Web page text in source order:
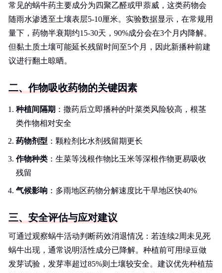
常见的蜗牛药主要成分为四聚乙醛或甲萘威，这类药物会
随雨水渗透至土壤表层5-10厘米。实验数据显示，在常规用
量下，药物半衰期约15-30天，90%成分会在3个月内降解。
但黏土质土壤可能延长残留时间至5个月，因此新播种前建
议进行翻土晾晒。
二、作物吸收药物的关键因素
种植间隔期 ：撒药后立即播种的叶菜类风险较高，根茎
类作物相对安全
药物剂型 ：颗粒剂比水剂残留期更长
作物种类 ：生菜等浅根作物比玉米等深根作物更易吸收
残留
气候影响 ：多雨地区药物分解速度比干旱地区快40%
三、安全评估与应对建议
可通过观察蜗牛活动判断药效消退情况：若连续2周未见死
蜗牛出现，通常说明活性成分已降解。种植前可用绿豆做
发芽试验，发芽率超过85%则土壤较安全。建议优先种植茄